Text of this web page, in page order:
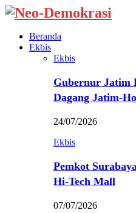
Beranda
Ekbis
Ekbis
Gubernur Jatim
Dagang Jatim-
24/07/2026
Ekbis
Pemkot
Hi-Tech Mall
07/07/2026